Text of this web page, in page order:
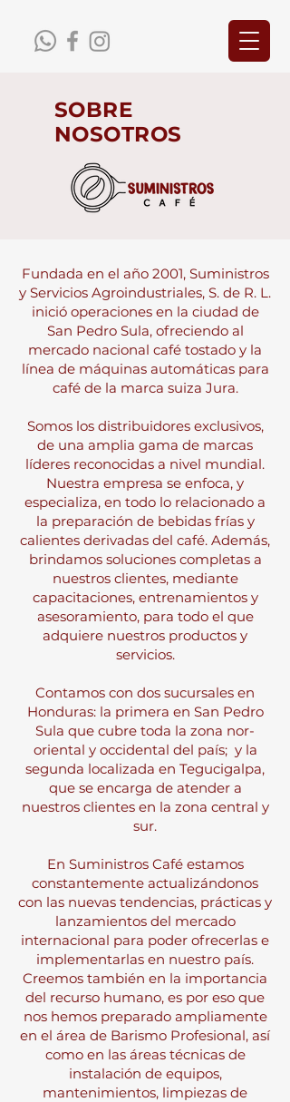
SOBRE
NOSOTROS
Fundada en el año 2001, Suministros
y Servicios Agroindustriales, S. de R. L.
inició operaciones en la ciudad de
San Pedro Sula, ofreciendo al
mercado nacional café tostado y la
línea de máquinas automáticas para
café de la marca suiza Jura.
Somos los distribuidores exclusivos,
de una amplia gama de marcas
líderes reconocidas a nivel mundial.
Nuestra empresa se enfoca, y
especializa, en todo lo relacionado a
la preparación de bebidas frías y
calientes derivadas del café. Además,
brindamos soluciones completas a
nuestros clientes, mediante
capacitaciones, entrenamientos y
asesoramiento, para todo el que
adquiere nuestros productos y
servicios.
Contamos con dos sucursales en
Honduras: la primera en San Pedro
Sula que cubre toda la zona nor-
oriental y occidental del país; y la
segunda localizada en Tegucigalpa,
que se encarga de atender a
nuestros clientes en la zona central y
sur.
En Suministros Café estamos
constantemente actualizándonos
con las nuevas tendencias, prácticas y
lanzamientos del mercado
internacional para poder ofrecerlas e
implementarlas en nuestro país.
Creemos también en la importancia
del recurso humano, es por eso que
nos hemos preparado ampliamente
en el área de Barismo Profesional, así
como en las áreas técnicas de
instalación de equipos,
mantenimientos, limpiezas de